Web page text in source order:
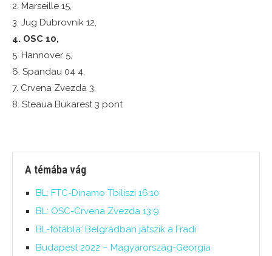
2. Marseille 15,
3. Jug Dubrovnik 12,
4. OSC 10,
5. Hannover 5,
6. Spandau 04 4,
7. Crvena Zvezda 3,
8. Steaua Bukarest 3 pont
A témába vág
BL: FTC-Dinamo Tbiliszi 16:10
BL: OSC-Crvena Zvezda 13:9
BL-főtábla: Belgrádban játszik a Fradi
Budapest 2022 – Magyarország-Georgia